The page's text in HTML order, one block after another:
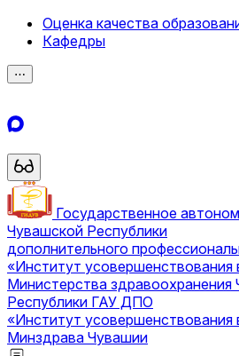
Оценка качества
Кафедры
⋯
Государственное
Чувашской Республики
дополнительного
«Институт усовершенствования
Министерства здравоохранения
Республики ГАУ ДПО
«Институт усовершенствования
Минздрава Чувашии